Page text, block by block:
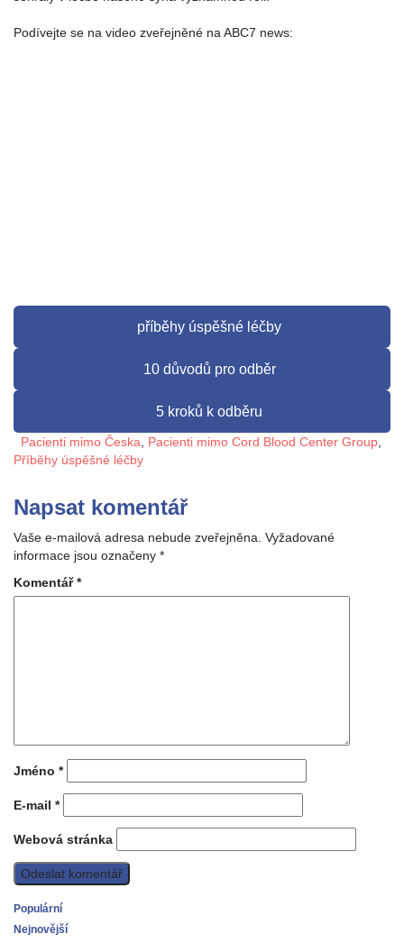
Podívejte se na video zveřejněné na ABC7 news:
příběhy úspěšné léčby
10 důvodů pro odběr
5 kroků k odběru
Pacienti mimo Česka, Pacienti mimo Cord Blood Center Group,
Příběhy úspěšné léčby
Napsat komentář
Vaše e-mailová adresa nebude zveřejněna. Vyžadované
informace jsou označeny *
Komentář*
Jméno *
E-mail *
Webová stránka
Populární
Nejnovější